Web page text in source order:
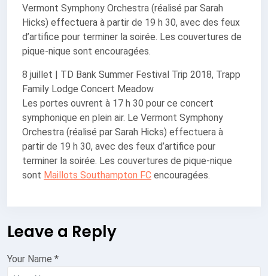
Vermont Symphony Orchestra (réalisé par Sarah
Hicks) effectuera à partir de 19 h 30, avec des feux
d’artifice pour terminer la soirée. Les couvertures de
pique-nique sont encouragées.
8 juillet | TD Bank Summer Festival Trip 2018, Trapp
Family Lodge Concert Meadow
Les portes ouvrent à 17 h 30 pour ce concert
symphonique en plein air. Le Vermont Symphony
Orchestra (réalisé par Sarah Hicks) effectuera à
partir de 19 h 30, avec des feux d’artifice pour
terminer la soirée. Les couvertures de pique-nique
sont Maillots Southampton FC encouragées.
Leave a Reply
Your Name *